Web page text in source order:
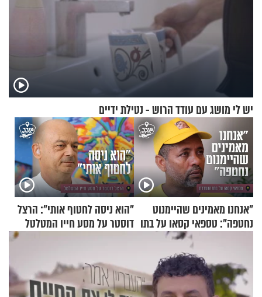
יש לי מושג עם עודד הרוש - נטילת ידיים
"אנחנו מאמינים שהיימנוט
נחטפה": טספאי קסאו על בתו
"הוא ניסה לחטוף אותי": הרצל
דוסטר על מסע חייו המטלטל